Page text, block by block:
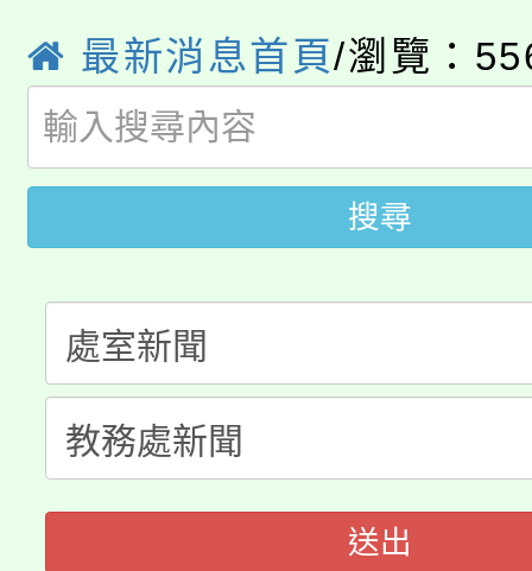
生本土語及新住民語歌
公告本校115學年度第
代理(課)教師甄選結果(
公告本校115學年度第
代理(課)教師甄選結果(
轉知中國文化大學推廣
《TA101》溝通分析基
心理、諮商輔導、社會
系所師生報名參加。
轉知苗栗縣政府辦理
門員」簡章及活動海報
踴躍報名參加。
要點
「桃園市補助參觀特色
展演活動實施計畫」
115年度「教育部表揚
義教育推展貢獻獎」
最新消息首頁/瀏覽：
搜尋
送出